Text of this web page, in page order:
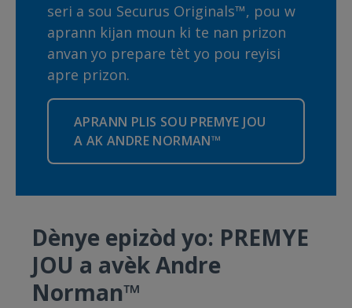
seri a sou Securus Originals™, pou w
aprann kijan moun ki te nan prizon
anvan yo prepare tèt yo pou reyisi
apre prizon.
APRANN PLIS SOU PREMYE JOU
A AK ANDRE NORMAN™
Dènye epizòd yo: PREMYE
JOU a avèk Andre
Norman™